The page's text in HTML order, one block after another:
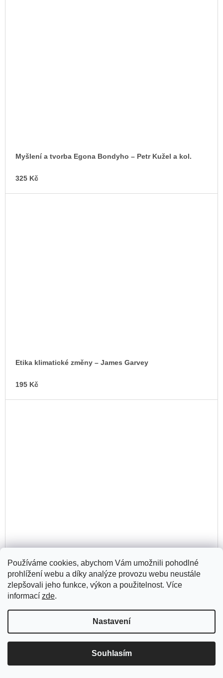
Používáme cookies, abychom Vám umožnili pohodlné
prohlížení webu a díky analýze provozu webu neustále
zlepšovali jeho funkce, výkon a použitelnost. Více
informací zde.
Nastavení
Souhlasím
Myšlení a tvorba Egona Bondyho – Petr Kužel a kol.
325 Kč
Etika klimatické změny – James Garvey
195 Kč
Vymyšlená Ithaka / Recepce antické mytologie v české
kultuře
275 Kč
Skladem(1 ks)